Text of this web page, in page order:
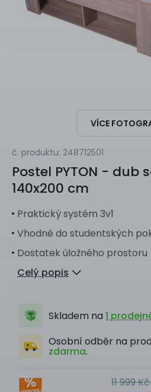
VÍCE
č. produktu: 248712501
Postel PYTON - dub
140x200 cm
Praktický systém 3v1
Vhodné do studentských
Dostatek úložného prostoru
Celý popis
Skladem na 1
Osobní odběr na
zdarma.
11 999